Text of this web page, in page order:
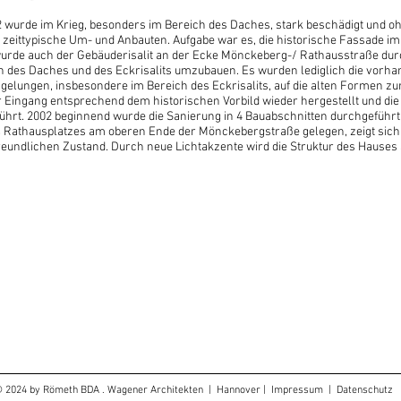
im Krieg, besonders im Bereich des Daches, stark beschädigt und
Um- und Anbauten. Aufgabe war es, die historische Fassade
auch der Gebäuderisalit an der Ecke Mönckeberg-/ Rathausstraße
Daches und des Eckrisalits umzubauen. Es wurden lediglich die
insbesondere im Bereich des Eckrisalits, auf die alten Formen
entsprechend dem historischen Vorbild wieder hergestellt und
2002 beginnend wurde die Sanierung in 4 Bauabschnitten
am oberen Ende der Mönckebergstraße gelegen, zeigt
Zustand. Durch neue Lichtakzente wird die Struktur des
2024 by Römeth BDA . Wagener Architekten | Hannover | Impressum | Datenschutz